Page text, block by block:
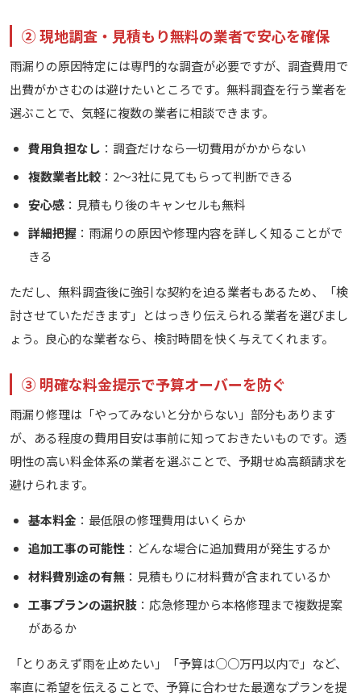
② 現地調査・見積もり無料の業者で安心を確保
雨漏りの原因特定には専門的な調査が必要ですが、調査費用で
出費がかさむのは避けたいところです。無料調査を行う業者を
選ぶことで、気軽に複数の業者に相談できます。
費用負担なし ：調査だけなら一切費用がかからない
複数業者比較：2〜3社に見てもらって判断できる
安心感：見積もり後のキャンセルも無料
詳細把握：雨漏りの原因や修理内容を詳しく知ることがで
きる
ただし、無料調査後に強引な契約を迫る業者もあるため、「検
討させていただきます」とはっきり伝えられる業者を選びまし
ょう。良心的な業者なら、検討時間を快く与えてくれます。
③ 明確な料金提示で予算オーバーを防ぐ
雨漏り修理は「やってみないと分からない」部分もあります
が、ある程度の費用目安は事前に知っておきたいものです。透
明性の高い料金体系の業者を選ぶことで、予期せぬ高額請求を
避けられます。
基本料金 ：最低限の修理費用はいくらか
追加工事の可能性 ：どんな場合に追加費用が発生するか
材料費別途の有無：見積もりに材料費が含まれているか
工事プランの選択肢：応急修理から本格修理まで複数提案
があるか
「とりあえず雨を止めたい」「予算は○○万円以内で」など、
率直に希望を伝えることで、予算に合わせた最適なプランを提